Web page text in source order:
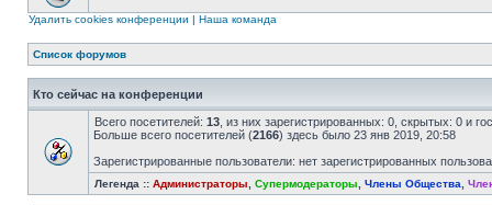
Удалить cookies конференции | Наша команда
Список форумов
Кто сейчас на конференции
Всего посетителей: 13 , из них зарегистрированных: 0, скрытых: 0 и
Больше всего посетителей (2166) здесь было 23 янв 2019, 20:58
Зарегистрированные пользователи: нет зарегистрированных
Легенда :: Администраторы Супермодераторы Члены Общества